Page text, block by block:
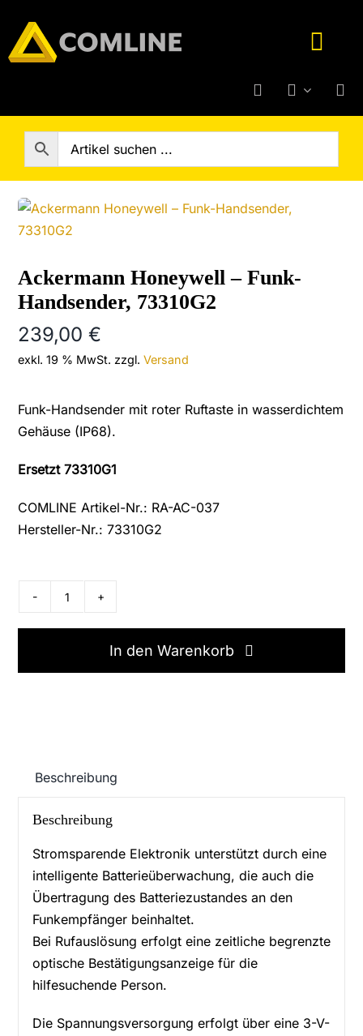
content
Technik-Service
Rufanlage
Hersteller
Support
Ackermann Honeywell – Funk-
Handsender, 73310G2
239,00€
exkl. 19 % MwSt. zzgl.Versand
Funk-Handsender mit roter Ruftaste in wasserdichtem
Gehäuse (IP68).
Ersetzt 73310G1
COMLINE Artikel-Nr.: RA-AC-037
Hersteller-Nr.: 73310G2
Ackermann
Honeywell
Funk-
In den Warenkorb
Beschreibung
Beschreibung
Stromsparende Elektronik unterstützt durch eine
intelligente Batterieüberwachung, die auch die
Übertragung des Batteriezustandes an den
Funkempfänger beinhaltet.
Bei Rufauslösung erfolgt eine zeitliche begrenzte
optische Bestätigungsanzeige für die
hilfesuchende Person.
Die Spannungsversorgung erfolgt über eine 3-V-